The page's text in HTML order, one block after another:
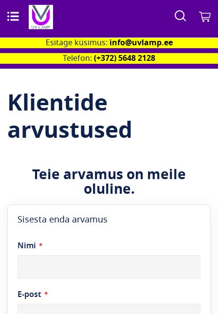
Otsi
Esitage küsimus: info@uvlamp.ee
Telefon: (+372) 5648 2128
Klientide
arvustused
Teie arvamus on meile
oluline.
Sisesta enda arvamus
Nimi
E-post